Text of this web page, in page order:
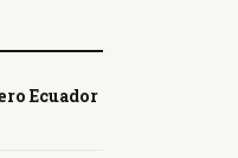
Ecuador